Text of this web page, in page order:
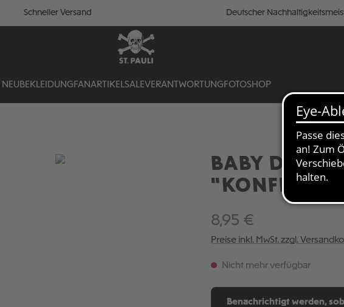
Schneller Versand Deutscher
NEU BEKLEIDUNGFANARTIKELSALEVERANTWORTUNGFOTOSHOP
BABY
"KONFETTI"
8,95 €
Preise inkl. MwSt. zzgl.
Nicht mehr verfügbar
Benachrichtigt werden,